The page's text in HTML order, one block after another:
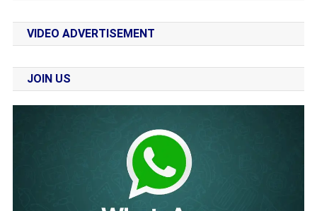
VIDEO ADVERTISEMENT
JOIN US